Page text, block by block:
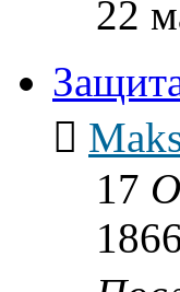
22
17